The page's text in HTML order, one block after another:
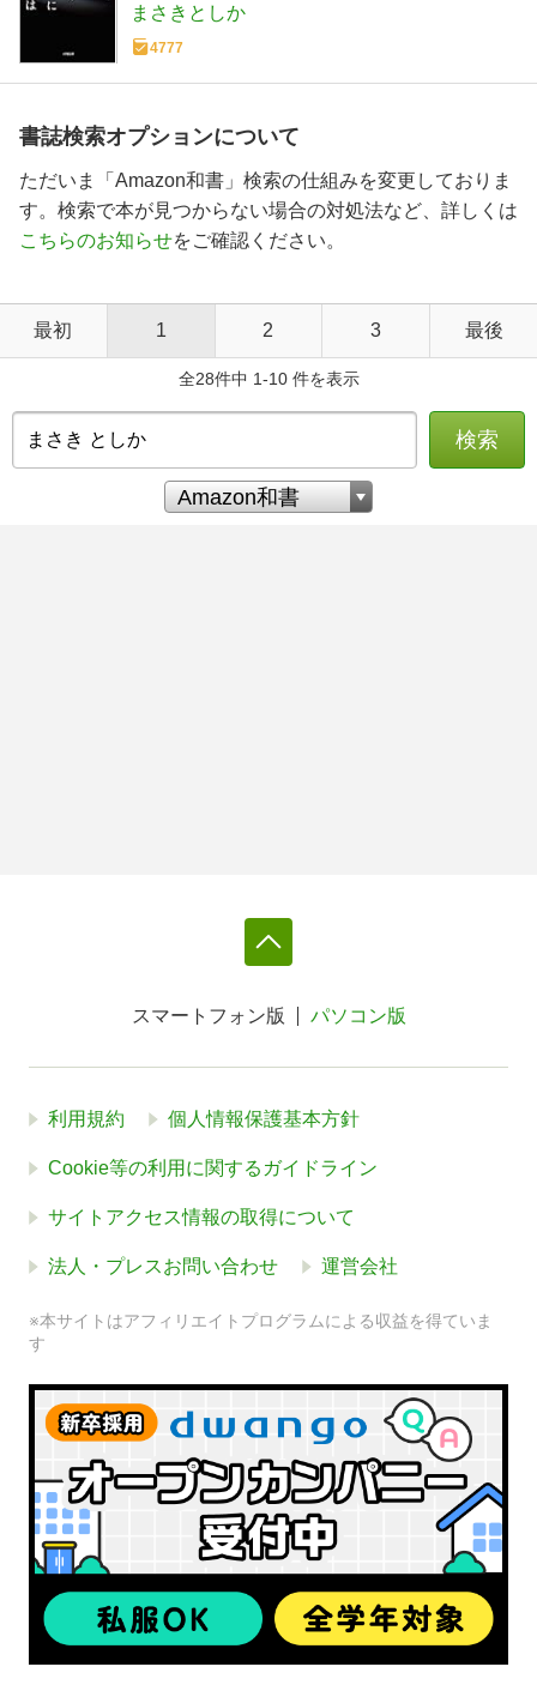
まさきとしか
4777
書誌検索オプションについて
ただいま「Amazon和書」検索の仕組みを変更しておりま
す。検索で本が見つからない場合の対処法など、詳しくは
こちらのお知らせをご確認ください。
最初 1 2 3 最後
全28件中 1-10 件を表示
検索
スマートフォン版 パソコン版
利用規約 個人情報保護基本方針
Cookie等の利用に関するガイドライン
サイトアクセス情報の取得について
法人・プレスお問い合わせ 運営会社
※本サイトはアフィリエイトプログラムによる収益を得ていま
す